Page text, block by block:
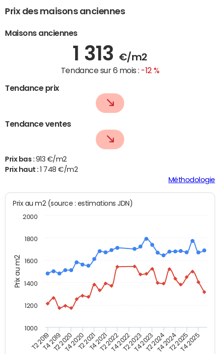
Prix des maisons anciennes
Maisons anciennes
1 313 €/m2
Tendance sur 6 mois : -12 %
Tendance prix
Tendance ventes
Prix bas : 913 €/m2
Prix haut :
1 748 €/m2
Méthodologie
Prix au m2
Prix au m2 (source : estimations JDN)
T2 2019T4 2019T2 2020T4 2020T2 2021T4 2021T2 2022T4 2022T2 2023T4 2023T2 2024T4 2024T2 2025T4 2025
1000
1200
1400
1600
1800
2000